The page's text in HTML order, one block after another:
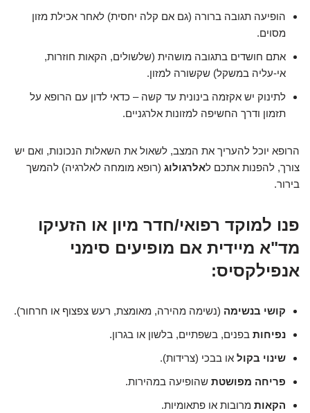
הופיעה תגובה ברורה (גם אם קלה יחסית) לאחר אכילת מזון
מסוים.
אתם חושדים בתגובה מושהית (שלשולים, הקאות חוזרות,
אי-עליה במשקל) שקשורה למזון.
לתינוק יש אקזמה בינונית עד קשה – כדאי לדון עם הרופא על
תזמון ודרך החשיפה למזונות אלרגניים.
הרופא יוכל להעריך את המצב, לשאול את השאלות הנכונות, ואם יש
צורך, להפנות אתכם לאלרגולוג (רופא מומחה לאלרגיה) להמשך
בירור.
פנו למוקד רפואי/חדר מיון או הזעיקו
מד"א מיידית אם מופיעים סימני
אנפילקסיס:
קושי בנשימה (נשימה מהירה, מאומצת, רעש צפצוף או חרחור).
נפיחות בפנים, בשפתיים, בלשון או בגרון.
שינוי בקול או בבכי (צרידות).
פריחה מפושטת שהופיעה במהירות.
הקאות מרובות או פתאומיות.